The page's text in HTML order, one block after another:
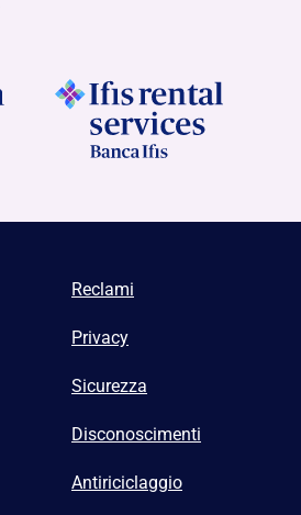
Reclami
Privacy
Sicurezza
Disconoscimenti
Antiriciclaggio